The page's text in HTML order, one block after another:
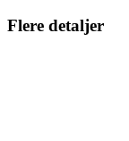
Flere detaljer